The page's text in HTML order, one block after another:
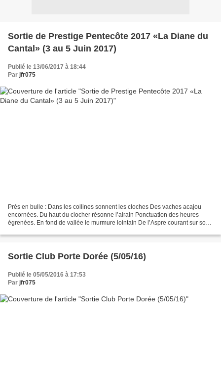
Sortie de Prestige Pentecôte 2017 «La Diane du
Cantal» (3 au 5 Juin 2017)
Publié le 13/06/2017 à 18:44
Par jfr075
Prés en bulle : Dans les collines sonnent les cloches Des vaches acajou
encornées. Du haut du clocher résonne l’airain Ponctuation des heures
égrenées. En fond de vallée le murmure lointain De l’Aspre courant sur son
Sortie Club Porte Dorée (5/05/16)
Publié le 05/05/2016 à 17:53
Par jfr075